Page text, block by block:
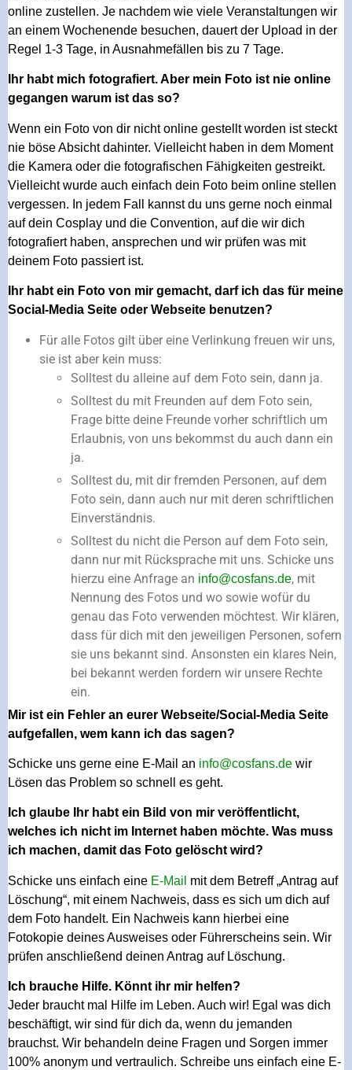
online zustellen. Je nachdem wie viele Veranstaltungen wir
an einem Wochenende besuchen, dauert der Upload in der
Regel 1-3 Tage, in Ausnahmefällen bis zu 7 Tage.
Ihr habt mich fotografiert. Aber mein Foto ist nie online
gegangen warum ist das so?
Wenn ein Foto von dir nicht online gestellt worden ist steckt
nie böse Absicht dahinter. Vielleicht haben in dem Moment
die Kamera oder die fotografischen Fähigkeiten gestreikt.
Vielleicht wurde auch einfach dein Foto beim online stellen
vergessen. In jedem Fall kannst du uns gerne noch einmal
auf dein Cosplay und die Convention, auf die wir dich
fotografiert haben, ansprechen und wir prüfen was mit
deinem Foto passiert ist.
Ihr habt ein Foto von mir gemacht, darf ich das für meine
Social-Media Seite oder Webseite benutzen?
Für alle Fotos gilt über eine Verlinkung freuen wir uns,
sie ist aber kein muss:
Solltest du alleine auf dem Foto sein, dann ja.
Solltest du mit Freunden auf dem Foto sein,
Frage bitte deine Freunde vorher schriftlich um
Erlaubnis, von uns bekommst du auch dann ein
ja.
Solltest du, mit dir fremden Personen, auf dem
Foto sein, dann auch nur mit deren schriftlichen
Einverständnis.
Solltest du nicht die Person auf dem Foto sein,
dann nur mit Rücksprache mit uns. Schicke uns
hierzu eine Anfrage an info@cosfans.de, mit
Nennung des Fotos und wo sowie wofür du
genau das Foto verwenden möchtest. Wir klären,
dass für dich mit den jeweiligen Personen, sofern
sie uns bekannt sind. Ansonsten ein klares Nein,
bei bekannt werden fordern wir unsere Rechte
ein.
Mir ist ein Fehler an eurer Webseite/Social-Media Seite
aufgefallen, wem kann ich das sagen?
Schicke uns gerne eine E-Mail an info@cosfans.de wir
Lösen das Problem so schnell es geht.
Ich glaube Ihr habt ein Bild von mir veröffentlicht,
welches ich nicht im Internet haben möchte. Was muss
ich machen, damit das Foto gelöscht wird?
Schicke uns einfach eine E-Mail mit dem Betreff „Antrag auf
Löschung“, mit einem Nachweis, dass es sich um dich auf
dem Foto handelt. Ein Nachweis kann hierbei eine
Fotokopie deines Ausweises oder Führerscheins sein. Wir
prüfen anschließend deinen Antrag auf Löschung.
Ich brauche Hilfe. Könnt ihr mir helfen?
Jeder braucht mal Hilfe im Leben. Auch wir! Egal was dich
beschäftigt, wir sind für dich da, wenn du jemanden
brauchst. Wir behandeln deine Fragen und Sorgen immer
100% anonym und vertraulich. Schreibe uns einfach eine E-